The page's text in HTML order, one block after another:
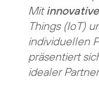
Mit
Things (IoT)
individuellen
präsentiert
idealer